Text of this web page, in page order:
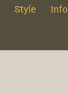
Style Info